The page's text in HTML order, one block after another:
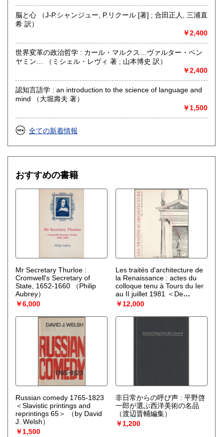
脳と心 （J-P.シャンジュー, P.リクール [著] ; 合田正人, 三浦直
希 訳）
￥2,400
世界変革の政治哲学 : カール・マルクス…ヴァルター・ベン
ヤミン… （ミシェル・レヴィ 著 ; 山本博史 訳）
￥2,400
認知言語学 : an introduction to the science of language and
mind （大堀壽夫 著）
￥1,500
全ての新着情報
おすすめの書籍
Mr Secretary Thurloe :
Cromwell's Secretary of
State, 1652-1660
（Philip
Aubrey）
￥6,000
Les traités d'architecture de
la Renaissance : actes du
colloque tenu à Tours du Ier
au II juillet 1981 ＜De
architectura＞
réunies par Jean
Guillaume）
￥12,000
Russian comedy 1765-1823
＜Slavistic printings and
reprintings 65＞
（by David
J. Welsh）
￥1,500
非日常からの呼び声 : 平野啓
一郎が選ぶ西洋美術の名品
（渡辺晋輔編集）
￥1,200